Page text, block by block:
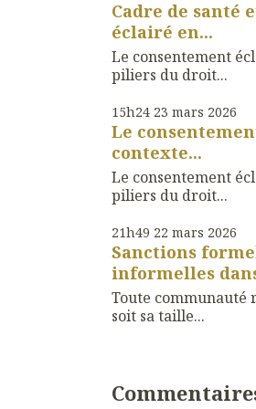
Cadre de santé
éclairé en...
Le consentement
piliers du droit...
15h24 23 mars 2026
Le
contexte...
Le consentement
piliers du droit...
21h49 22 mars 2026
Sanctions
informelles
Toute communauté
soit sa taille...